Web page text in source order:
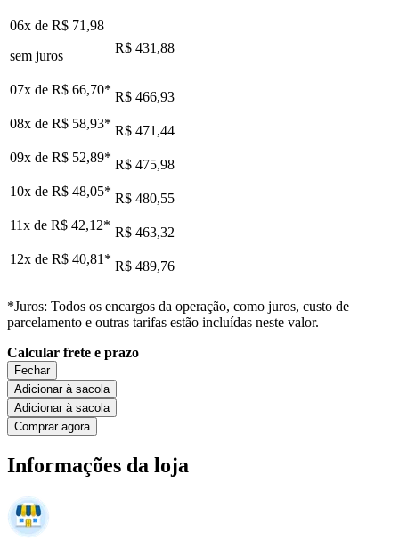
06x de R$ 71,98
sem juros
R$ 431,88
07x de R$ 66,70* R$ 466,93
08x de R$ 58,93* R$ 471,44
09x de R$ 52,89* R$ 475,98
10x de R$ 48,05* R$ 480,55
11x de R$ 42,12* R$ 463,32
12x de R$ 40,81 * R$ 489,76
*Juros: Todos os encargos da operação, como juros, custo de
parcelamento e outras tarifas estão incluídas neste valor.
Calcular frete e prazo
Fechar
Adicionar à sacola
Adicionar à sacola
Comprar agora
Informações da loja